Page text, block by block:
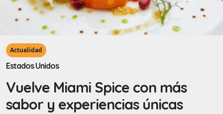
Actualidad
Estados Unidos
Vuelve Miami Spice con más
sabor y experiencias únicas